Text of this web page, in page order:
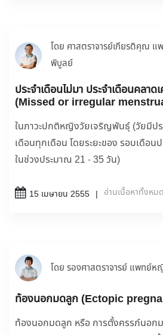
โดย ศาสตราจารย์เกียรติคุณ
พิบูลย์
ประจำเดือนไม่มา ประจำเดือนคลาด
(Missed or irregular
ในภาวะปกติหญิงวัยเจริญพันธุ์ (วัยมีปร
เดือนทุกเดือน โดยระยะของ รอบเดือ
ในช่วงประมาณ 21 - 35 วัน)
15 เมษายน 2555 อ่านเนื้อหาทั้งหมด
โดย รองศาสตราจารย์ แพทย์
ท้องนอกมดลูก (Ectopic
ท้องนอกมดลูก หรือ การตั้งครรภ์นอก